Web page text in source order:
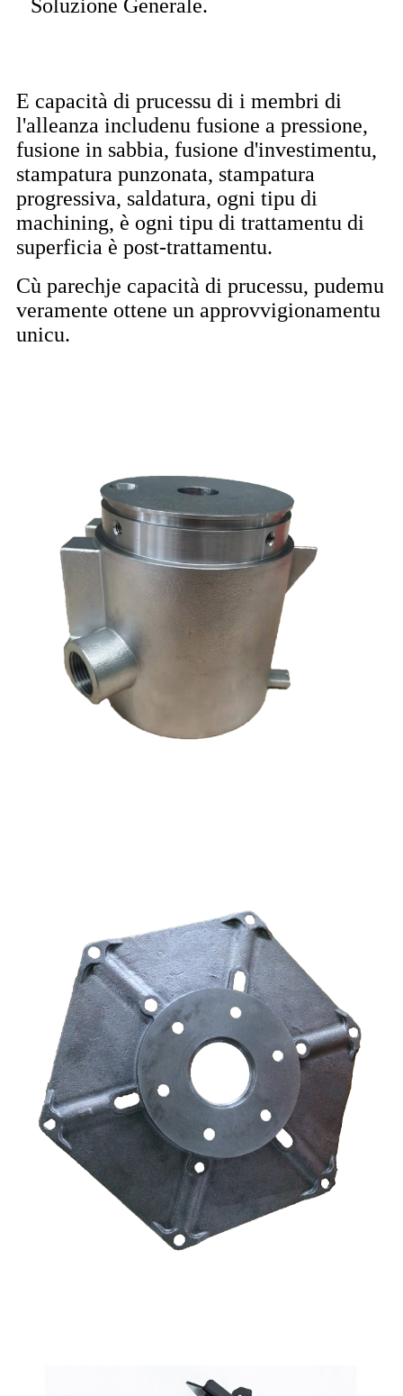
Soluzione Generale.
E capacità di prucessu di i membri di
l'alleanza includenu fusione a pressione,
fusione in sabbia, fusione d'investimentu,
stampatura punzonata, stampatura
progressiva, saldatura, ogni tipu di
machining, è ogni tipu di trattamentu di
superficia è post-trattamentu.
Cù parechje capacità di prucessu, pudemu
veramente ottene un approvvigionamentu
unicu.